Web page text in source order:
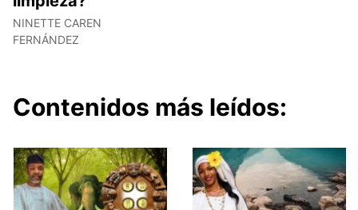
NINETTE CAREN
FERNÁNDEZ
Contenidos más leídos: